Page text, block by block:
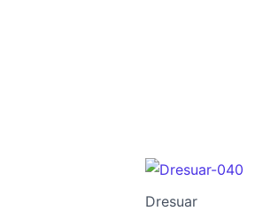
Dresuar